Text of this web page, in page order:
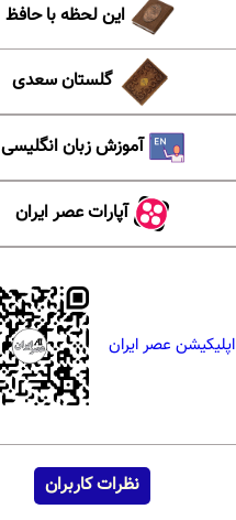
این لحظه با حافظ
گلستان سعدی
آموزش زبان انگلیسی
آپارات عصر ایران
اپلیکیشن عصر ایران
نظرات کاربران